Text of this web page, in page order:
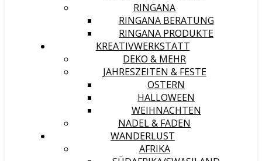
RINGANA
RINGANA BERATUNG
RINGANA PRODUKTE
KREATIVWERKSTATT
DEKO & MEHR
JAHRESZEITEN & FESTE
OSTERN
HALLOWEEN
WEIHNACHTEN
NADEL & FADEN
WANDERLUST
AFRIKA